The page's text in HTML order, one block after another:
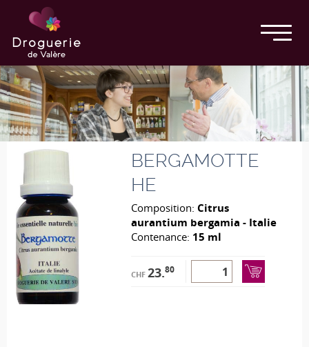
BERGAMOTTE
HE
Composition: Citrus
aurantium bergamia - Italie
Contenance: 15 ml
CHF 23.80